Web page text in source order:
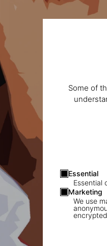
Some of
Essential
Essential
Marketing
We use